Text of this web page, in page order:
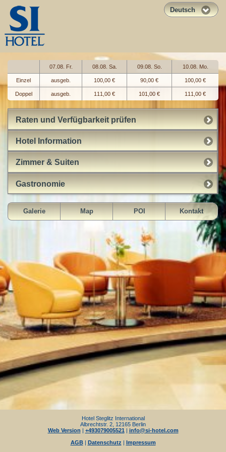
Deutsch
07.08. Fr. 08.08. Sa. 09.08. So. 10.08. Mo.
Einzel ausgeb. 100,00 € 90,00 € 100,00 €
Doppel ausgeb. 111,00 € 101,00 € 111,00 €
Raten und Verfügbarkeit prüfen
Hotel Information
Zimmer & Suiten
Gastronomie
Galerie Map POI Kontakt
Hotel Steglitz International
Albrechtstr. 2, 12165 Berlin
Web Version | +493079005521 | info@si-hotel.com
AGB| Datenschutz | Impressum